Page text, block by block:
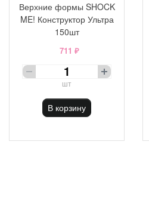
Верхние формы SHOCK
ME! Конструктор Ультра
150шт
711 ₽
шт
В корзину